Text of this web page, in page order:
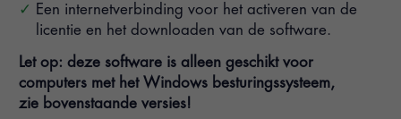
Een internetverbinding voor het activeren van de
licentie en het downloaden van de software.
Let op: deze software is alleen geschikt voor
computers met het Windows besturingssysteem,
zie bovenstaande versies!